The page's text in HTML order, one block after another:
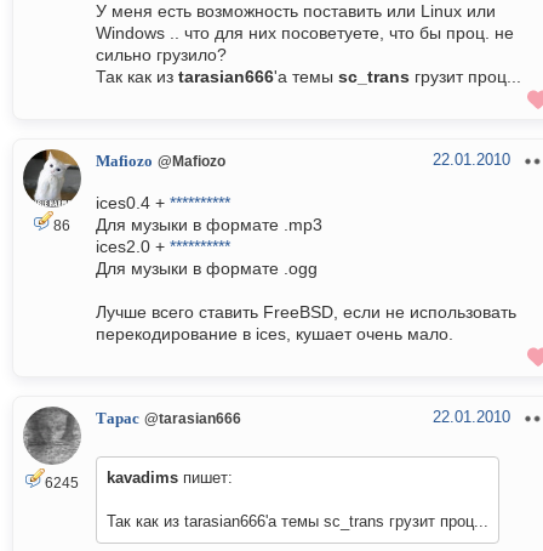
У меня есть возможность поставить или Linux или
Windows .. что для них посоветуете, что бы проц. не
сильно грузило?
Так как из tarasian666'а темы sc_trans грузит проц...
86
Mafiozo @Mafiozo 22.01.2010
ices0.4 + **********
Для музыки в формате .mp3
ices2.0 + **********
Для музыки в формате .ogg
Лучше всего ставить FreeBSD, если не использовать
перекодирование в ices, кушает очень мало.
6245
Тарас @tarasian666 22.01.2010
kavadims пишет:
Так как из tarasian666'а темы sc_trans грузит проц...